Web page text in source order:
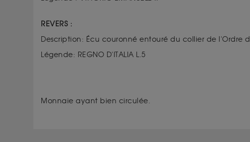
REVERS :
Description: Écu couronné entouré du collier de l'Ordre
Légende: REGNO D'ITALIA L.5
Monnaie ayant bien circulée.